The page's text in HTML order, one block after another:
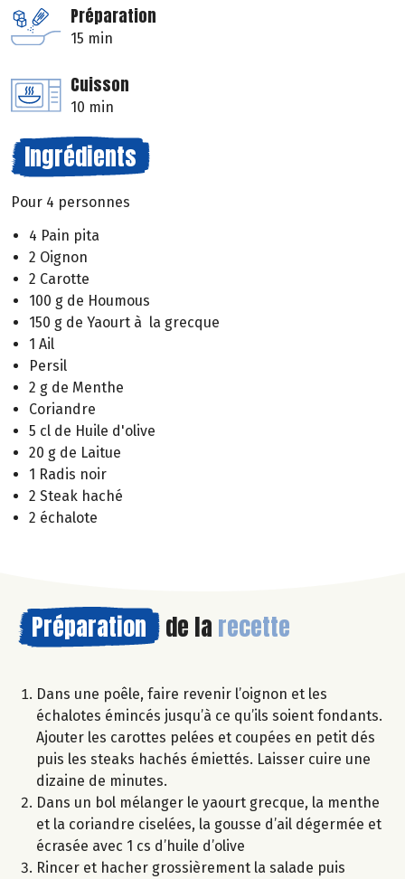
Préparation
15 min
Cuisson
10 min
Ingrédients
Pour 4 personnes
4 Pain pita
2 Oignon
2 Carotte
100 g de Houmous
150 g de Yaourt à la grecque
1 Ail
Persil
2 g de Menthe
Coriandre
5 cl de Huile d'olive
20 g de Laitue
1 Radis noir
2 Steak haché
2 échalote
Préparation de la recette
Dans une poêle, faire revenir l’oignon et les
échalotes émincés jusqu’à ce qu’ils soient fondants.
Ajouter les carottes pelées et coupées en petit dés
puis les steaks hachés émiettés. Laisser cuire une
dizaine de minutes.
Dans un bol mélanger le yaourt grecque, la menthe
et la coriandre ciselées, la gousse d’ail dégermée et
écrasée avec 1 cs d’huile d’olive
Rincer et hacher grossièrement la salade puis